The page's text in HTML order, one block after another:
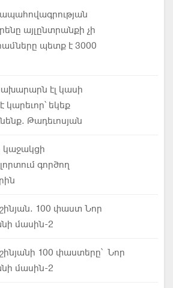
այլընտրանքի չի
պետք է 3000
էլ կասի
կարեւոր՝ եկեք
Թադեւոսյան
կաջակցի
գործող
100 փաստ Նոր
մասին-2
100 փաստերը՝ Նոր
մասին-2